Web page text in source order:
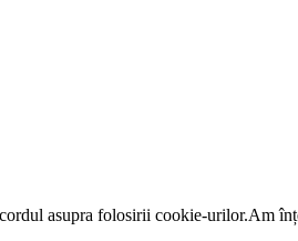
asupra folosirii cookie-urilor.Am